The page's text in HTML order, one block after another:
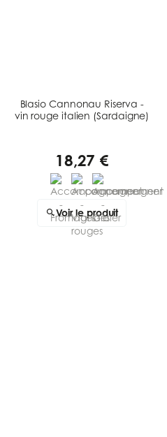
Blasio Cannonau Riserva -
vin rouge italien (Sardaigne)
18,27 €
Voir le produit